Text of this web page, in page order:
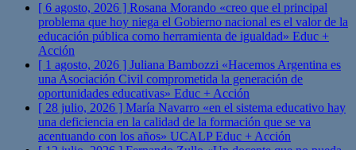
[ 6 agosto, 2026 ] Rosana Morando «creo que el principal
problema que hoy niega el Gobierno nacional es el valor de la
educación pública como herramienta de igualdad» Educ +
Acción
[ 1 agosto, 2026 ] Juliana Bambozzi «Hacemos Argentina es
una Asociación Civil comprometida la generación de
oportunidades educativas» Educ + Acción
[ 28 julio, 2026 ] María Navarro «en el sistema educativo hay
una deficiencia en la calidad de la formación que se va
acentuando con los años» UCALPEduc + Acción